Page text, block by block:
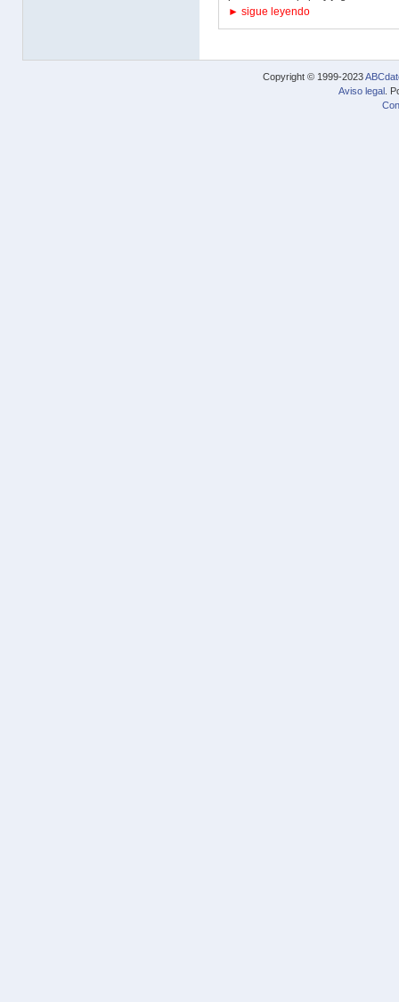
► sigue leyendo
Copyright © 1999-2023
Aviso legal .